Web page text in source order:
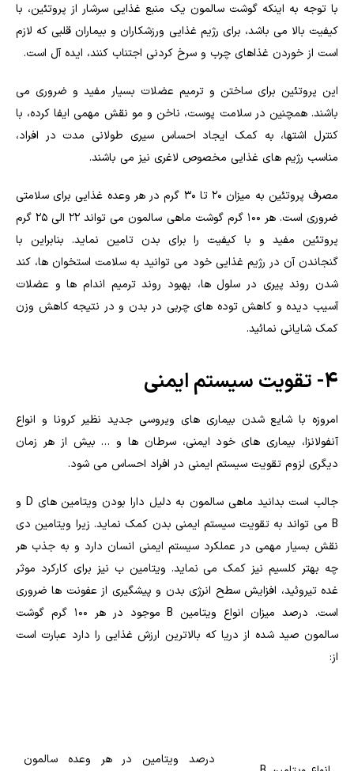
با توجه به اینکه گوشت سالمون یک منبع غذایی سرشار از پروتئین، با
کیفیت بالا می باشد، برای رژیم غذایی ورزشکاران و بیماران قلبی که لازم
است از خوردن غذاهای چرب و سرخ کردنی اجتناب کنند، ایده آل است.
این پروتئین برای ساختن و ترمیم عضلات بسیار مفید و ضروری می
باشند. همچنین در سلامت پوست، ناخن و مو نقش مهمی ایفا کرده، با
کنترل اشتها، به کمک ایجاد احساس سیری طولانی مدت در افراد،
مناسب رژیم های غذایی مخصوص لاغری نیز می باشند.
مصرف پروتئین به میزان ۲۰ تا ۳۰ گرم در هر وعده غذایی برای سلامتی
ضروری است. هر ۱۰۰ گرم گوشت ماهی سالمون می تواند ۲۲ الی ۲۵ گرم
پروتئین مفید و با کیفیت را برای بدن تامین نماید. بنابراین با
گنجاندن آن در رژیم غذایی خود می توانید به سلامت استخوان ها، کند
شدن روند پیری در سلول ها، بهبود روند ترمیم اندام ها و عضلات
آسیب دیده و کاهش توده های چربی در بدن و در نتیجه کاهش وزن
کمک شایانی نمائید.
۴- تقویت سیستم ایمنی
امروزه با شایع شدن بیماری های ویروسی جدید نظیر کرونا و انواع
آنفولانزا، بیماری های خود ایمنی، سرطان ها و … بیش از هر زمان
دیگری لزوم تقویت سیستم ایمنی در افراد احساس می شود.
جالب است بدانید ماهی سالمون به دلیل دارا بودن ویتامین های D و
B می تواند به تقویت سیستم ایمنی بدن کمک نماید. زیرا ویتامین دی
نقش بسیار مهمی در عملکرد سیستم ایمنی انسان دارد و به جذب هر
چه بهتر کلسیم نیز کمک می نماید. ویتامین ب نیز برای کارکرد موثر
غده تیروئید، افزایش سطح انرژی بدن و پیشگیری از عفونت ها ضروری
است. درصد میزان انواع ویتامین B موجود در هر ۱۰۰ گرم گوشت
سالمون صید شده از دریا که بالاترین ارزش غذایی را دارد عبارت است
از:
درصد ویتامین در هر وعده سالمون